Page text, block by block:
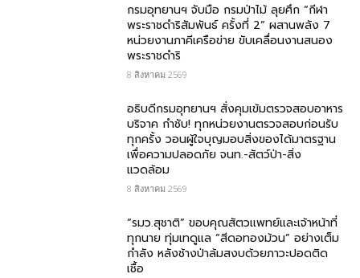
กรมอุทยานฯ จับมือ กรมป่าไม้ ลุยศึก “กีฬา
พระราชดำริสัมพันธ์ ครั้งที่ 2” ผสานพลัง 7
หน่วยงานภาคีเครือข่าย ขับเคลื่อนงานสนอง
พระราชดำริ
8 สิงหาคม 2569
อธิบดีกรมอุทยานฯ สั่งคุมเข้มตรวจสอบอาหาร
บริจาค​ กำชับ! ทุกหน่วยงานตรวจสอบก่อนรับ
ทุกครั้ง วอนผู้ใจบุญมอบสิ่งของได้มาตรฐาน
เพื่อความปลอดภัย​ จนท.-สัตว์ป่า-สิ่ง
แวดล้อม
8 สิงหาคม 2569
“รมว.สุชาติ” ขอบคุณสัตวแพทย์และเจ้าหน้าที่
ทุกนาย ทุ่มเทดูแล “สีดอทองม้วน” อย่างเต็ม
กำลัง หลังช้างป่าล้มสงบด้วยภาวะปอดติด
เชื้อ